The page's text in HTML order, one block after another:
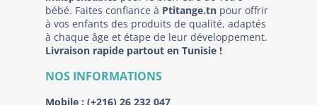
bébé. Faites confiance à Ptitange.tn pour offrir
à vos enfants des produits de qualité, adaptés
à chaque âge et étape de leur développement.
Livraison rapide partout en Tunisie !
NOS INFORMATIONS
Mobile : (+216) 26 232 047